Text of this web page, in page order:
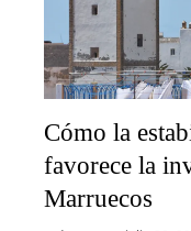
Cómo la
favorece la
Marruecos